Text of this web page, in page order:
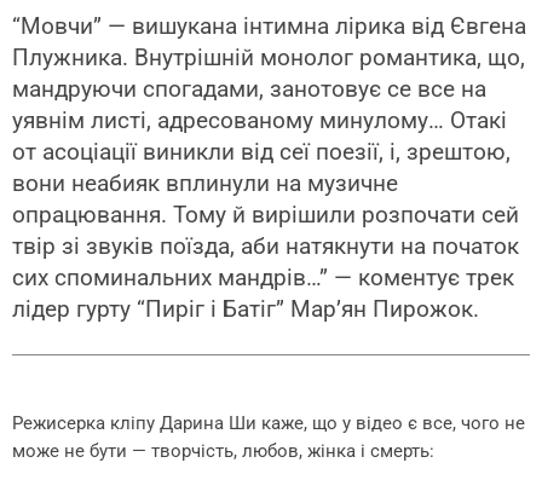
“Мовчи” — вишукана інтимна лірика від Євгена
Плужника. Внутрішній монолог романтика, що,
мандруючи спогадами, занотовує се все на
уявнім листі, адресованому минулому… Отакі
от асоціації виникли від сеї поезії, і, зрештою,
вони неабияк вплинули на музичне
опрацювання. Тому й вирішили розпочати сей
твір зі звуків поїзда, аби натякнути на початок
сих споминальних мандрів…” — коментує трек
лідер гурту “Пиріг і Батіг” Мар’ян Пирожок.
Режисерка кліпу Дарина Ши каже, що у відео є все, чого не
може не бути — творчість, любов, жінка і смерть: